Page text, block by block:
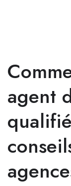
agent